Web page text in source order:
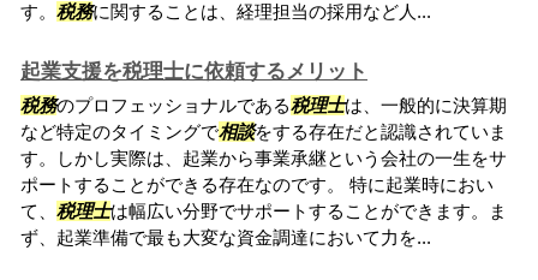
す。 税務に関することは、経理担当の採用など人...
起業支援を税理士に依頼するメリット
税務のプロフェッショナルである税理士は、一般的に決算期
など特定のタイミングで相談をする存在だと認識されていま
す。しかし実際は、起業から事業承継という会社の一生をサ
ポートすることができる存在なのです。 特に起業時におい
て、 税理士は幅広い分野でサポートすることができます。ま
ず、起業準備で最も大変な資金調達において力を...